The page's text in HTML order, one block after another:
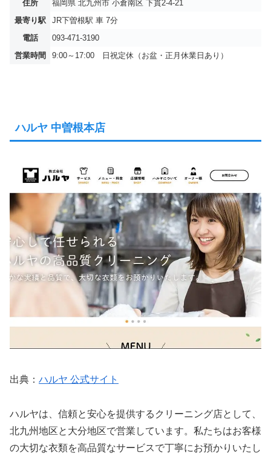
住所
福岡県 北九州市 小倉南区 下貫2-4-21
最寄り駅
JR下曽根駅 車 7分
電話
093-471-3190
営業時間
9:00～17:00 日祝定休（お盆・正月休業日あり）
ハルヤ 中曽根本店
出典： ハルヤ 公式サイト
ハルヤは、信頼と安心を提供するクリーニング店として、
北九州地区と大分地区で営業しています。私たちはお客様
の大切な衣類を高品質なサービスで丁寧にお預かりいたし